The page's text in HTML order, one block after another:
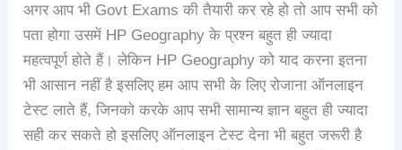
अगर आप भी Govt Exams की तैयारी कर रहे हो तो आप सभी को
पता होगा उसमें HP Geography के प्रश्न बहुत ही ज्यादा
महत्वपूर्ण होते हैं। लेकिन HP Geography को याद करना इतना
भी आसान नहीं है इसलिए हम आप सभी के लिए रोजाना ऑनलाइन
टेस्ट लाते हैं, जिनको करके आप सभी सामान्य ज्ञान बहुत ही ज्यादा
सही कर सकते हो इसलिए ऑनलाइन टेस्ट देना भी बहुत जरूरी है